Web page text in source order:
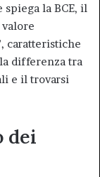
spiega la BCE, il
caratteristiche
differenza tra
e il trovarsi
dei